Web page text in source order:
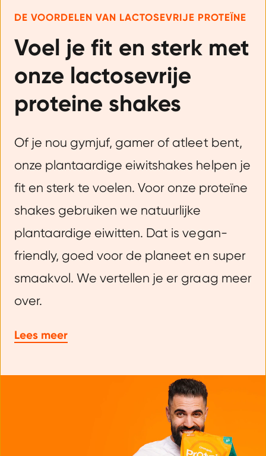
DE VOORDELEN VAN LACTOSEVRIJE PROTEÏNE
Voel je fit en sterk met
onze lactosevrije
proteine shakes
Of je nou gymjuf, gamer of atleet bent,
onze plantaardige eiwitshakes helpen je
fit en sterk te voelen. Voor onze proteïne
shakes gebruiken we natuurlijke
plantaardige eiwitten. Dat is vegan-
friendly, goed voor de planeet en super
smaakvol. We vertellen je er graag meer
over.
Lees meer